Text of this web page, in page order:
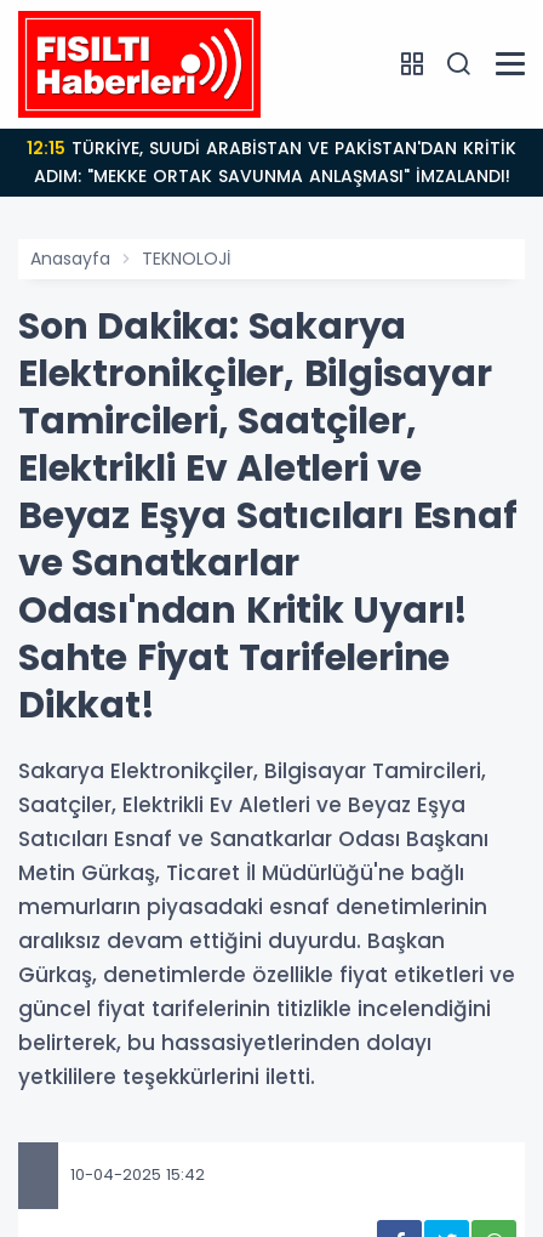
12:15
ADIM: "MEKKE ORTAK SAVUNMA ANLAŞMASI" İMZALANDI!
Anasayfa TEKNOLOJİ
Son Dakika: Sakarya
Elektronikçiler, Bilgisayar
Tamircileri, Saatçiler,
Elektrikli Ev Aletleri ve
Beyaz Eşya Satıcıları Esnaf
ve Sanatkarlar
Odası'ndan Kritik Uyarı!
Sahte Fiyat Tarifelerine
Dikkat!
Sakarya Elektronikçiler, Bilgisayar Tamircileri,
Saatçiler, Elektrikli Ev Aletleri ve Beyaz Eşya
Satıcıları Esnaf ve Sanatkarlar Odası Başkanı
Metin Gürkaş, Ticaret İl Müdürlüğü'ne bağlı
memurların piyasadaki esnaf denetimlerinin
aralıksız devam ettiğini duyurdu. Başkan
Gürkaş, denetimlerde özellikle fiyat etiketleri ve
güncel fiyat tarifelerinin titizlikle incelendiğini
belirterek, bu hassasiyetlerinden dolayı
yetkililere teşekkürlerini iletti.
10-04-2025 15:42